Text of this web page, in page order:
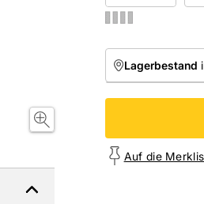
Lagerbestand
Auf die